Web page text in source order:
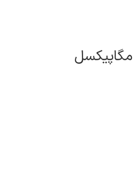
پکیج دوربین داهوا شماره 21- 2دوربین 2مگاپیکسل